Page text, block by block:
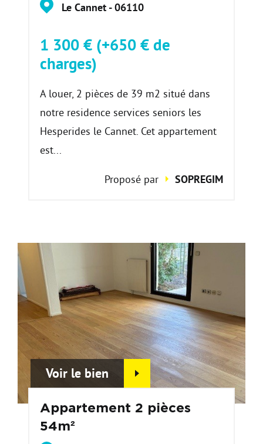
Le Cannet - 06110
1 300 € (+650 € de
charges)
A louer, 2 pièces de 39 m2 situé dans
notre residence services seniors les
Hesperides le Cannet. Cet appartement
est...
Proposé par SOPREGIM
Voir le bien
Appartement 2 pièces
54m²